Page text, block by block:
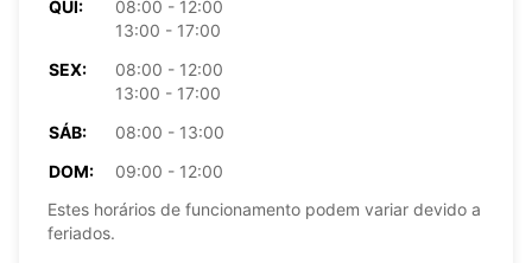
QUI:
08:00 - 12:00
13:00 - 17:00
SEX:
08:00 - 12:00
13:00 - 17:00
SÁB:
08:00 - 13:00
DOM:
09:00 - 12:00
Estes horários de funcionamento podem variar devido a
feriados.